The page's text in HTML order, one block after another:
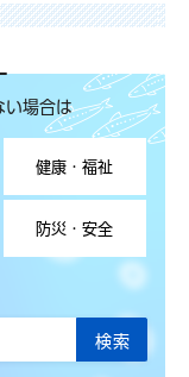
い場合は
健康・福祉
防災・安全